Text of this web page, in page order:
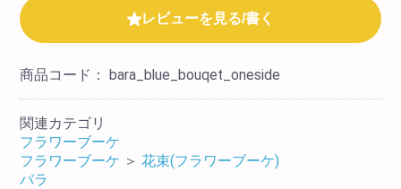
レビューを見る/書く
商品コード： bara_blue_bouqet_oneside
関連カテゴリ
フラワーブーケ
フラワーブーケ ＞ 花束(フラワーブーケ)
バラ